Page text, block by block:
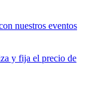
nuestros eventos
y fija el precio de